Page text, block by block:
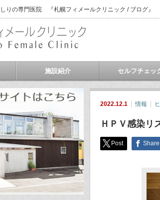
りの専門医院 『札幌フィメールクリニック / ブログ』
施設紹介 セルフチェッ
2022.12.1 情報
ＨＰＶ感染リ
Post Share